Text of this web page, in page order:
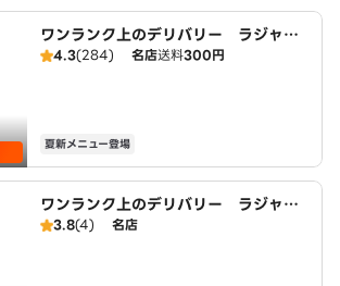
ワンランク上のデリバリー ラジャ
ヴェッタ池尻店
4.3(284) 名店送料300円
夏新メニュー登場
ワンランク上のデリバリー ラジャ
ヴェッタ中目黒店
3.8(4) 名店